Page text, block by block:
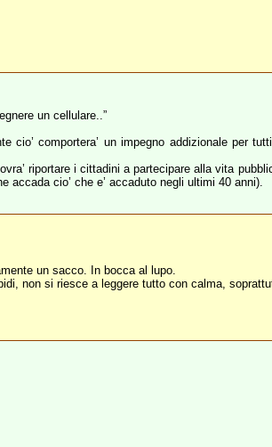
un cellulare..”
comportera’ un impegno addizionale per
riportare i cittadini a partecipare alla vita
cio’ che e’ accaduto negli ultimi 40 anni).
un sacco. In bocca al lupo.
non si riesce a leggere tutto con calma,